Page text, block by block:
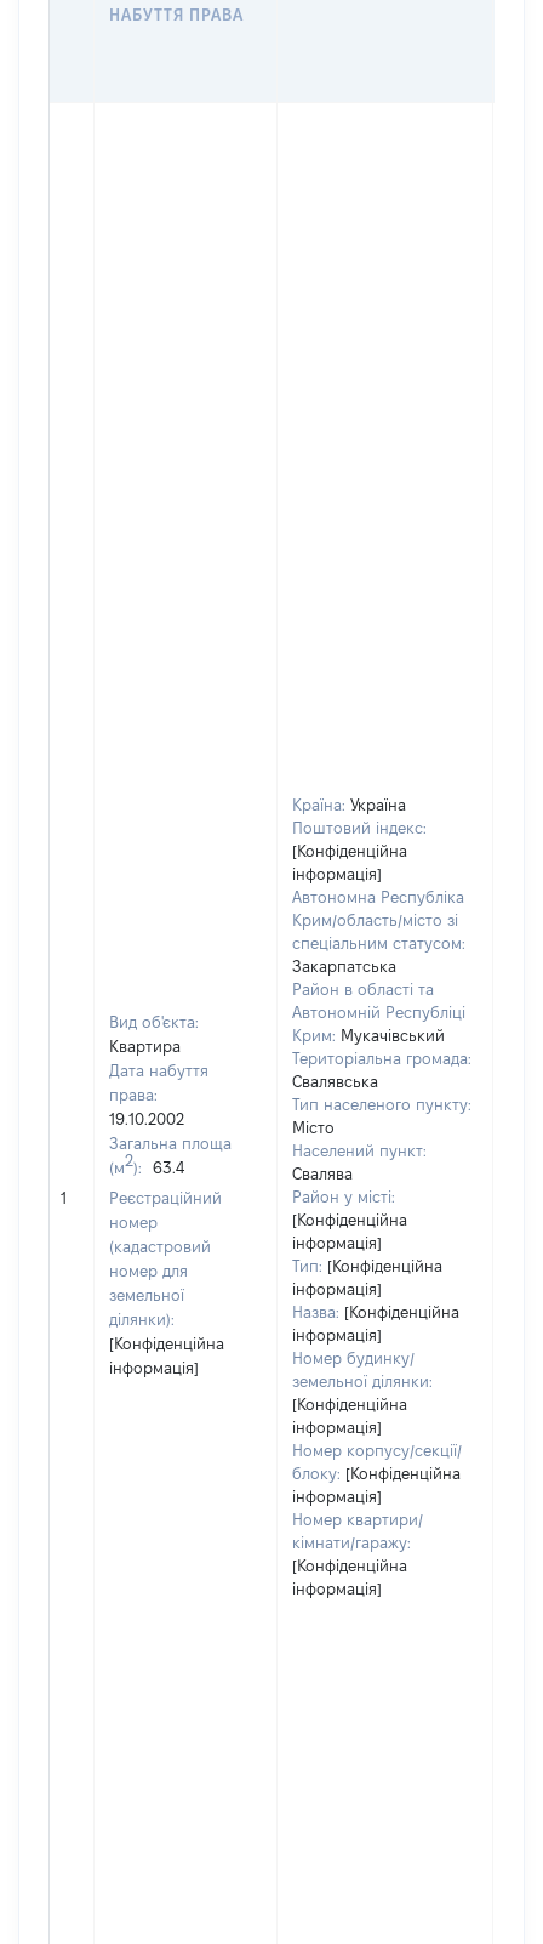
НАБУТТЯ ПРАВА
1
Вид об'єкта:
Квартира
Дата набуття
права:
19.10.2002
Загальна площа
(м2):
63.4
Реєстраційний
номер
(кадастровий
номер для
земельної
ділянки):
[Конфіденційна
інформація]
Країна: Україна
Поштовий індекс:
[Конфіденційна
інформація]
Автономна Республіка
Крим/область/місто зі
спеціальним статусом:
Закарпатська
Район в області та
Автономній Республіці
Крим: Мукачівський
Територіальна громада:
Свалявська
Тип населеного пункту:
Місто
Населений пункт:
Свалява
Район у місті:
[Конфіденційна
інформація]
Тип: [Конфіденційна
інформація]
Назва: [Конфіденційна
інформація]
Номер будинку/
земельної ділянки:
[Конфіденційна
інформація]
Номер корпусу/секції/
блоку: [Конфіденційна
інформація]
Номер квартири/
кімнати/гаражу:
[Конфіденційна
інформація]